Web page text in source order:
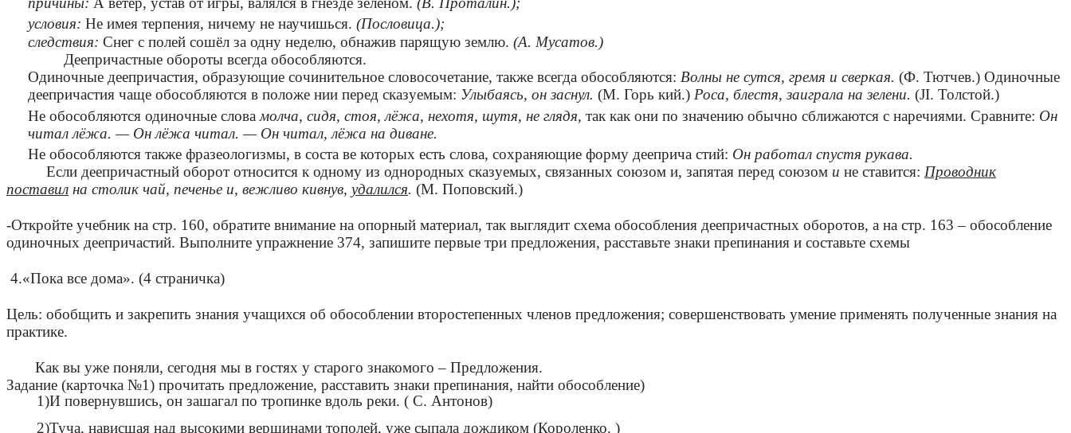
условия: Не имея терпения, ничему не научишься. (Пословица.);
следствия: Снег с полей сошёл за одну неделю, обнажив парящую землю. (А. Мусатов.)
Деепричастные обороты всегда обособляются.
Одиночные деепричастия, образующие сочинительное словосочетание, также всегда обособляются: Волны не сутся, гремя и сверкая. (Ф. Тютчев.) Одиночные
деепричастия чаще обособляются в положе нии перед сказуемым: Улыбаясь, он заснул. (М. Горь кий.)Роса, блестя, заиграла на зелени. (JI. Толстой.)
Не обособляются одиночные слова молча, сидя, стоя, лёжа, нехотя, шутя, не глядя, так как они по значению обычно сближаются с наречиями. Сравните: Он
читал лёжа. — Он лёжа читал. — Он читал, лёжа на диване.
Не обособляются также фразеологизмы, в соста ве которых есть слова, сохраняющие форму дееприча стий: Он работал спустя рукава.
Если деепричастный оборот относится к одному из однородных сказуемых, связанных союзом и, запятая перед союзом и не ставится: Проводник
поставил на столик чай, печенье и, вежливо кивнув, удалился. (М. Поповский.)
-Откройте учебник на стр. 160, обратите внимание на опорный материал, так выглядит схема обособления деепричастных оборотов, а на стр. 163 – обособление
одиночных деепричастий. Выполните упражнение 374, запишите первые три предложения, расставьте знаки препинания и составьте схемы
4.«Пока все дома». (4 страничка)
Цель: обобщить и закрепить знания учащихся об обособлении второстепенных членов предложения; совершенствовать умение применять полученные знания на
практике.
Как вы уже поняли, сегодня мы в гостях у старого знакомого – Предложения.
Задание (карточка №1) прочитать предложение, расставить знаки препинания, найти обособление)
1)И повернувшись, он зашагал по тропинке вдоль реки. ( С. Антонов)
2)Туча, нависшая над высокими вершинами тополей, уже сыпала дождиком (Короленко. )